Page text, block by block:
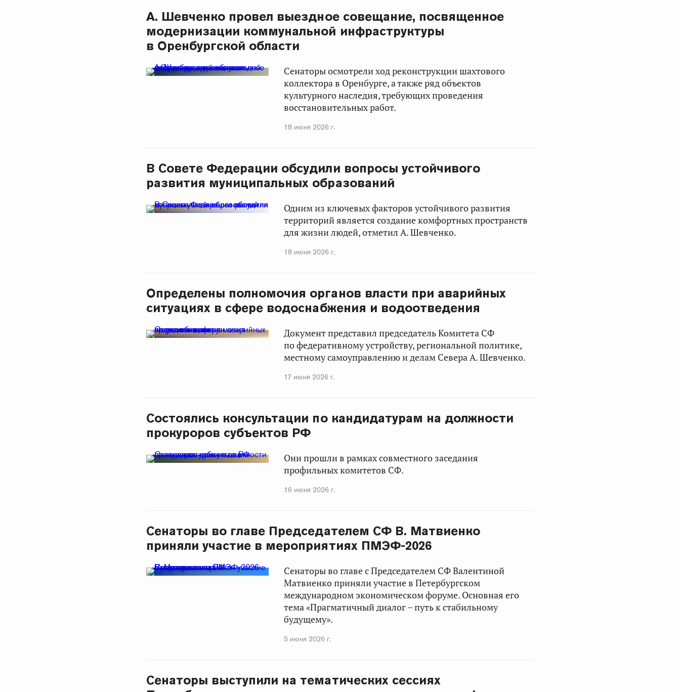
А. Шевченко провел выездное совещание, посвященное
модернизации коммунальной инфраструктуры
в Оренбургской области
Сенаторы осмотрели ход реконструкции шахтового
коллектора в Оренбурге, а также ряд объектов
культурного наследия, требующих проведения
восстановительных работ.
18 июня 2026 г.
В Совете Федерации обсудили вопросы устойчивого
развития муниципальных образований
Одним из ключевых факторов устойчивого развития
территорий является создание комфортных пространств
для жизни людей, отметил А. Шевченко.
18 июня 2026 г.
Определены полномочия органов власти при аварийных
ситуациях в сфере водоснабжения и водоотведения
Документ представил председатель Комитета СФ
по федеративному устройству, региональной политике,
местному самоуправлению и делам Севера А. Шевченко.
17 июня 2026 г.
Состоялись консультации по кандидатурам на должности
прокуроров субъектов РФ
Они прошли в рамках совместного заседания
профильных комитетов СФ.
16 июня 2026 г.
Сенаторы во главе Председателем СФ В. Матвиенко
приняли участие в мероприятиях ПМЭФ-2026
Сенаторы во главе с Председателем СФВалентиной
Матвиенкоприняли участие в Петербургском
международном экономическом форуме. Основная его
тема «Прагматичный диалог – путь к стабильному
будущему».
5 июня 2026 г.
Сенаторы выступили на тематических сессиях